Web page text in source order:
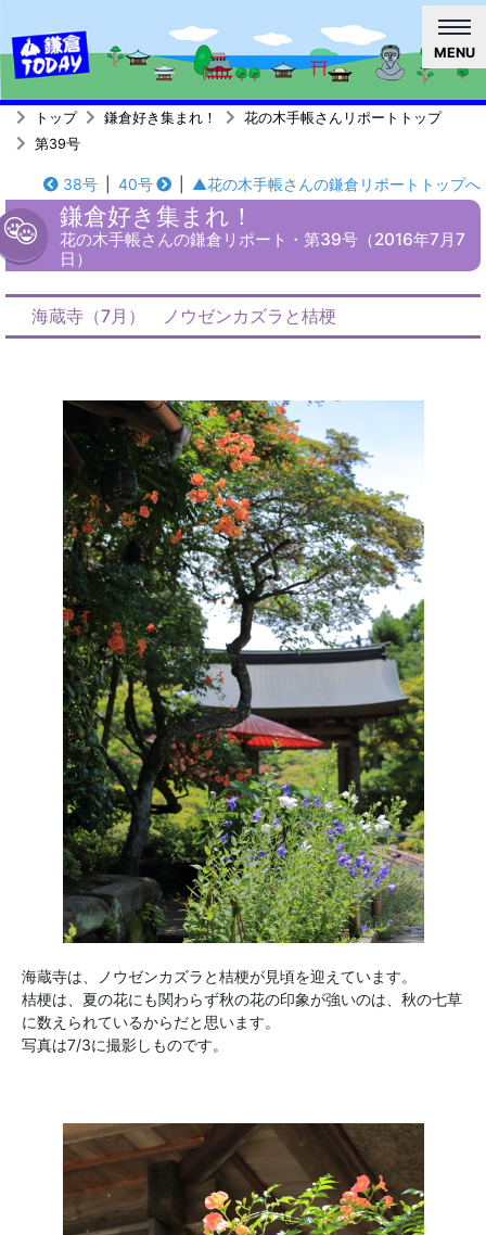
MENU
トップ 鎌倉好き集まれ！
花の木手帳さんリポートトップ
第39号
38号 40号 ▲花の木手帳さんの鎌倉リポートトップへ
鎌倉好き集まれ！
花の木手帳さんの鎌倉リポート・第39号（2016年7月7
日）
海蔵寺（7月） ノウゼンカズラと桔梗
海蔵寺は、ノウゼンカズラと桔梗が見頃を迎えています。
桔梗は、夏の花にも関わらず秋の花の印象が強いのは、秋の七草
に数えられているからだと思います。
写真は7/3に撮影しものです。